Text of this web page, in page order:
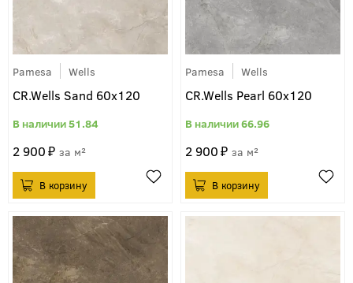
Pamesa Wells
CR.Wells Sand 60x120
51.84
2 900 м²
Pamesa Wells
CR.Wells Pearl 60x120
66.96
2 900 м²